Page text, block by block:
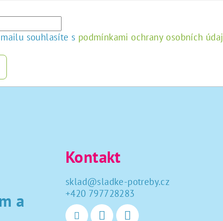
souhlasíte s podmínkami ochrany osobních
a
Kontakt
sklad@sladke-potreby.cz
+420 797728283